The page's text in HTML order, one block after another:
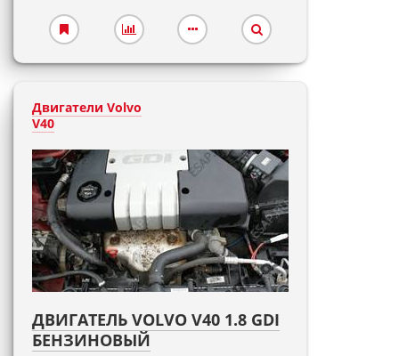
Двигатели Volvo
V40
ДВИГАТЕЛЬ VOLVO V40 1.8 GDI
БЕНЗИНОВЫЙ